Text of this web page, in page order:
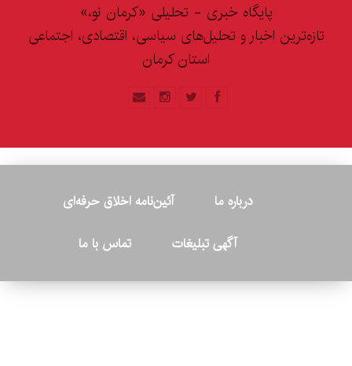
پایگاه خبری - تحلیلی «کرمان نو،»
تازه‌ترین اخبار و تحلیل‌های سیاسی، اقتصادی، اجتماعی
استان کرمان
درباره ما
آئین‌نامه اخلاق حرفه‌ای
آگهی تبلیغات
تماس با ما